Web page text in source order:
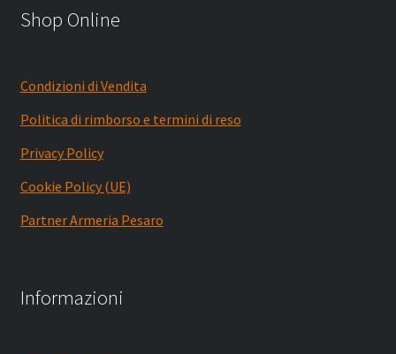
Shop Online
Condizioni di Vendita
Politica di rimborso e termini di reso
Privacy Policy
Cookie Policy (UE)
Partner Armeria Pesaro
Informazioni